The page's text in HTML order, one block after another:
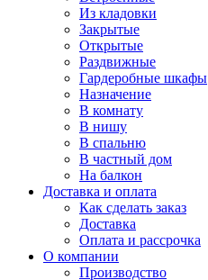
Из кладовки
Закрытые
Открытые
Раздвижные
Гардеробные шкафы
Назначение
В комнату
В нишу
В спальню
В частный дом
На балкон
Доставка и оплата
Как сделать заказ
Доставка
Оплата и рассрочка
О компании
Производство